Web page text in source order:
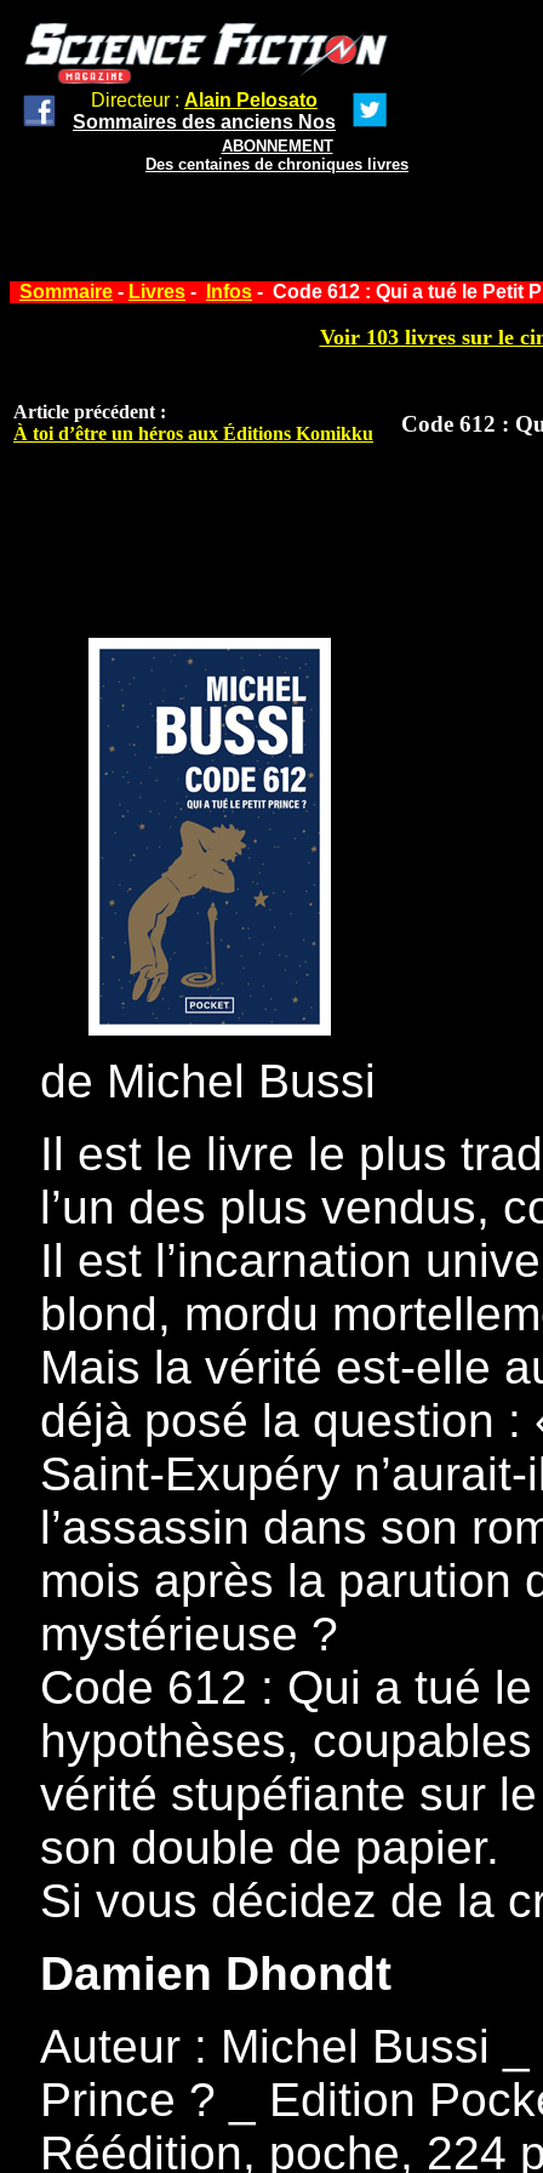
Directeur : Alain Pelosato
Sommaires des anciens Nos
ABONNEMENT
Des centaines de chroniques livres
Sommaire - Livres - Infos - Code 612 : Qui a tué le Petit
Voir 103 livres sur le
Article précédent :
À toi d’être un héros aux Éditions Komikku
Code 612 :
de Michel Bussi
Il est le livre le plus
l’un des plus vendus,
Il est l’incarnation
blond, mordu
Mais la vérité est-elle
déjà posé la question :
Saint-Exupéry
l’assassin dans son
mois après la parution
mystérieuse ?
Code 612 : Qui a tué
hypothèses,
vérité stupéfiante sur
son double de papier.
Si vous décidez de la
Damien Dhondt
Auteur : Michel Bussi
Prince ? _ Edition
Réédition, poche, 224